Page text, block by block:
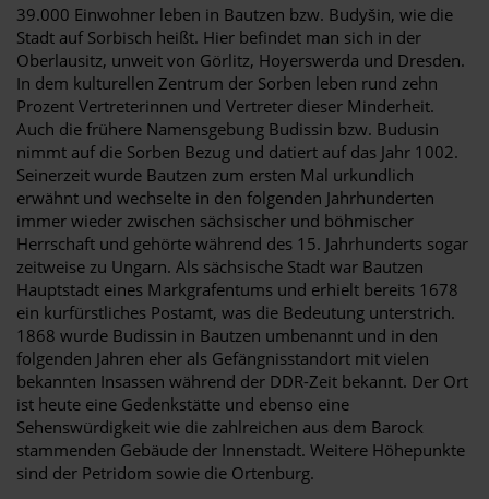
39.000 Einwohner leben in Bautzen bzw. Budyšin, wie die
Stadt auf Sorbisch heißt. Hier befindet man sich in der
Oberlausitz, unweit von Görlitz, Hoyerswerda und Dresden.
In dem kulturellen Zentrum der Sorben leben rund zehn
Prozent Vertreterinnen und Vertreter dieser Minderheit.
Auch die frühere Namensgebung Budissin bzw. Budusin
nimmt auf die Sorben Bezug und datiert auf das Jahr 1002.
Seinerzeit wurde Bautzen zum ersten Mal urkundlich
erwähnt und wechselte in den folgenden Jahrhunderten
immer wieder zwischen sächsischer und böhmischer
Herrschaft und gehörte während des 15. Jahrhunderts sogar
zeitweise zu Ungarn. Als sächsische Stadt war Bautzen
Hauptstadt eines Markgrafentums und erhielt bereits 1678
ein kurfürstliches Postamt, was die Bedeutung unterstrich.
1868 wurde Budissin in Bautzen umbenannt und in den
folgenden Jahren eher als Gefängnisstandort mit vielen
bekannten Insassen während der DDR-Zeit bekannt. Der Ort
ist heute eine Gedenkstätte und ebenso eine
Sehenswürdigkeit wie die zahlreichen aus dem Barock
stammenden Gebäude der Innenstadt. Weitere Höhepunkte
sind der Petridom sowie die Ortenburg.